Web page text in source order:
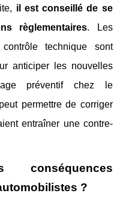
il est conseillé de se
règlementaires. Les
technique sont
anticiper les nouvelles
préventif chez le
permettre de corriger
entraîner une contre-
?